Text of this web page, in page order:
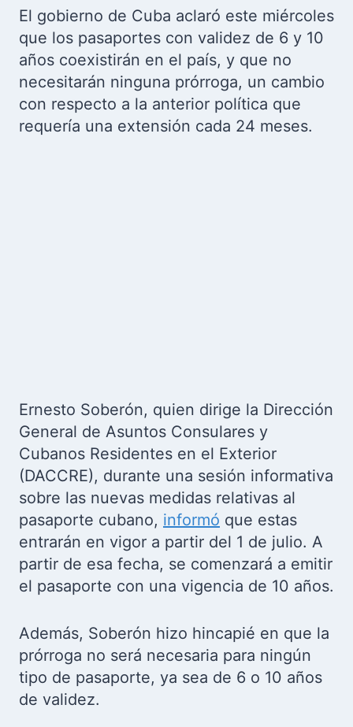
El gobierno de Cuba aclaró este miércoles
que los pasaportes con validez de 6 y 10
años coexistirán en el país, y que no
necesitarán ninguna prórroga, un cambio
con respecto a la anterior política que
requería una extensión cada 24 meses.
Ernesto Soberón, quien dirige la Dirección
General de Asuntos Consulares y
Cubanos Residentes en el Exterior
(DACCRE), durante una sesión informativa
sobre las nuevas medidas relativas al
pasaporte cubano, informó que estas
entrarán en vigor a partir del 1 de julio. A
partir de esa fecha, se comenzará a emitir
el pasaporte con una vigencia de 10 años.
Además, Soberón hizo hincapié en que la
prórroga no será necesaria para ningún
tipo de pasaporte, ya sea de 6 o 10 años
de validez.